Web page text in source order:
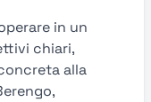
in un
chiari,
alla